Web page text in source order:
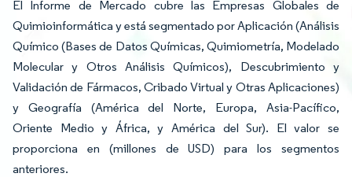
El Informe de Mercado cubre las Empresas Globales de
Quimioinformática y está segmentado por Aplicación (Análisis
Químico (Bases de Datos Químicas, Quimiometría, Modelado
Molecular y Otros Análisis Químicos), Descubrimiento y
Validación de Fármacos, Cribado Virtual y Otras Aplicaciones)
y Geografía (América del Norte, Europa, Asia-Pacífico,
Oriente Medio y África, y América del Sur). El valor se
proporciona en (millones de USD) para los segmentos
anteriores.